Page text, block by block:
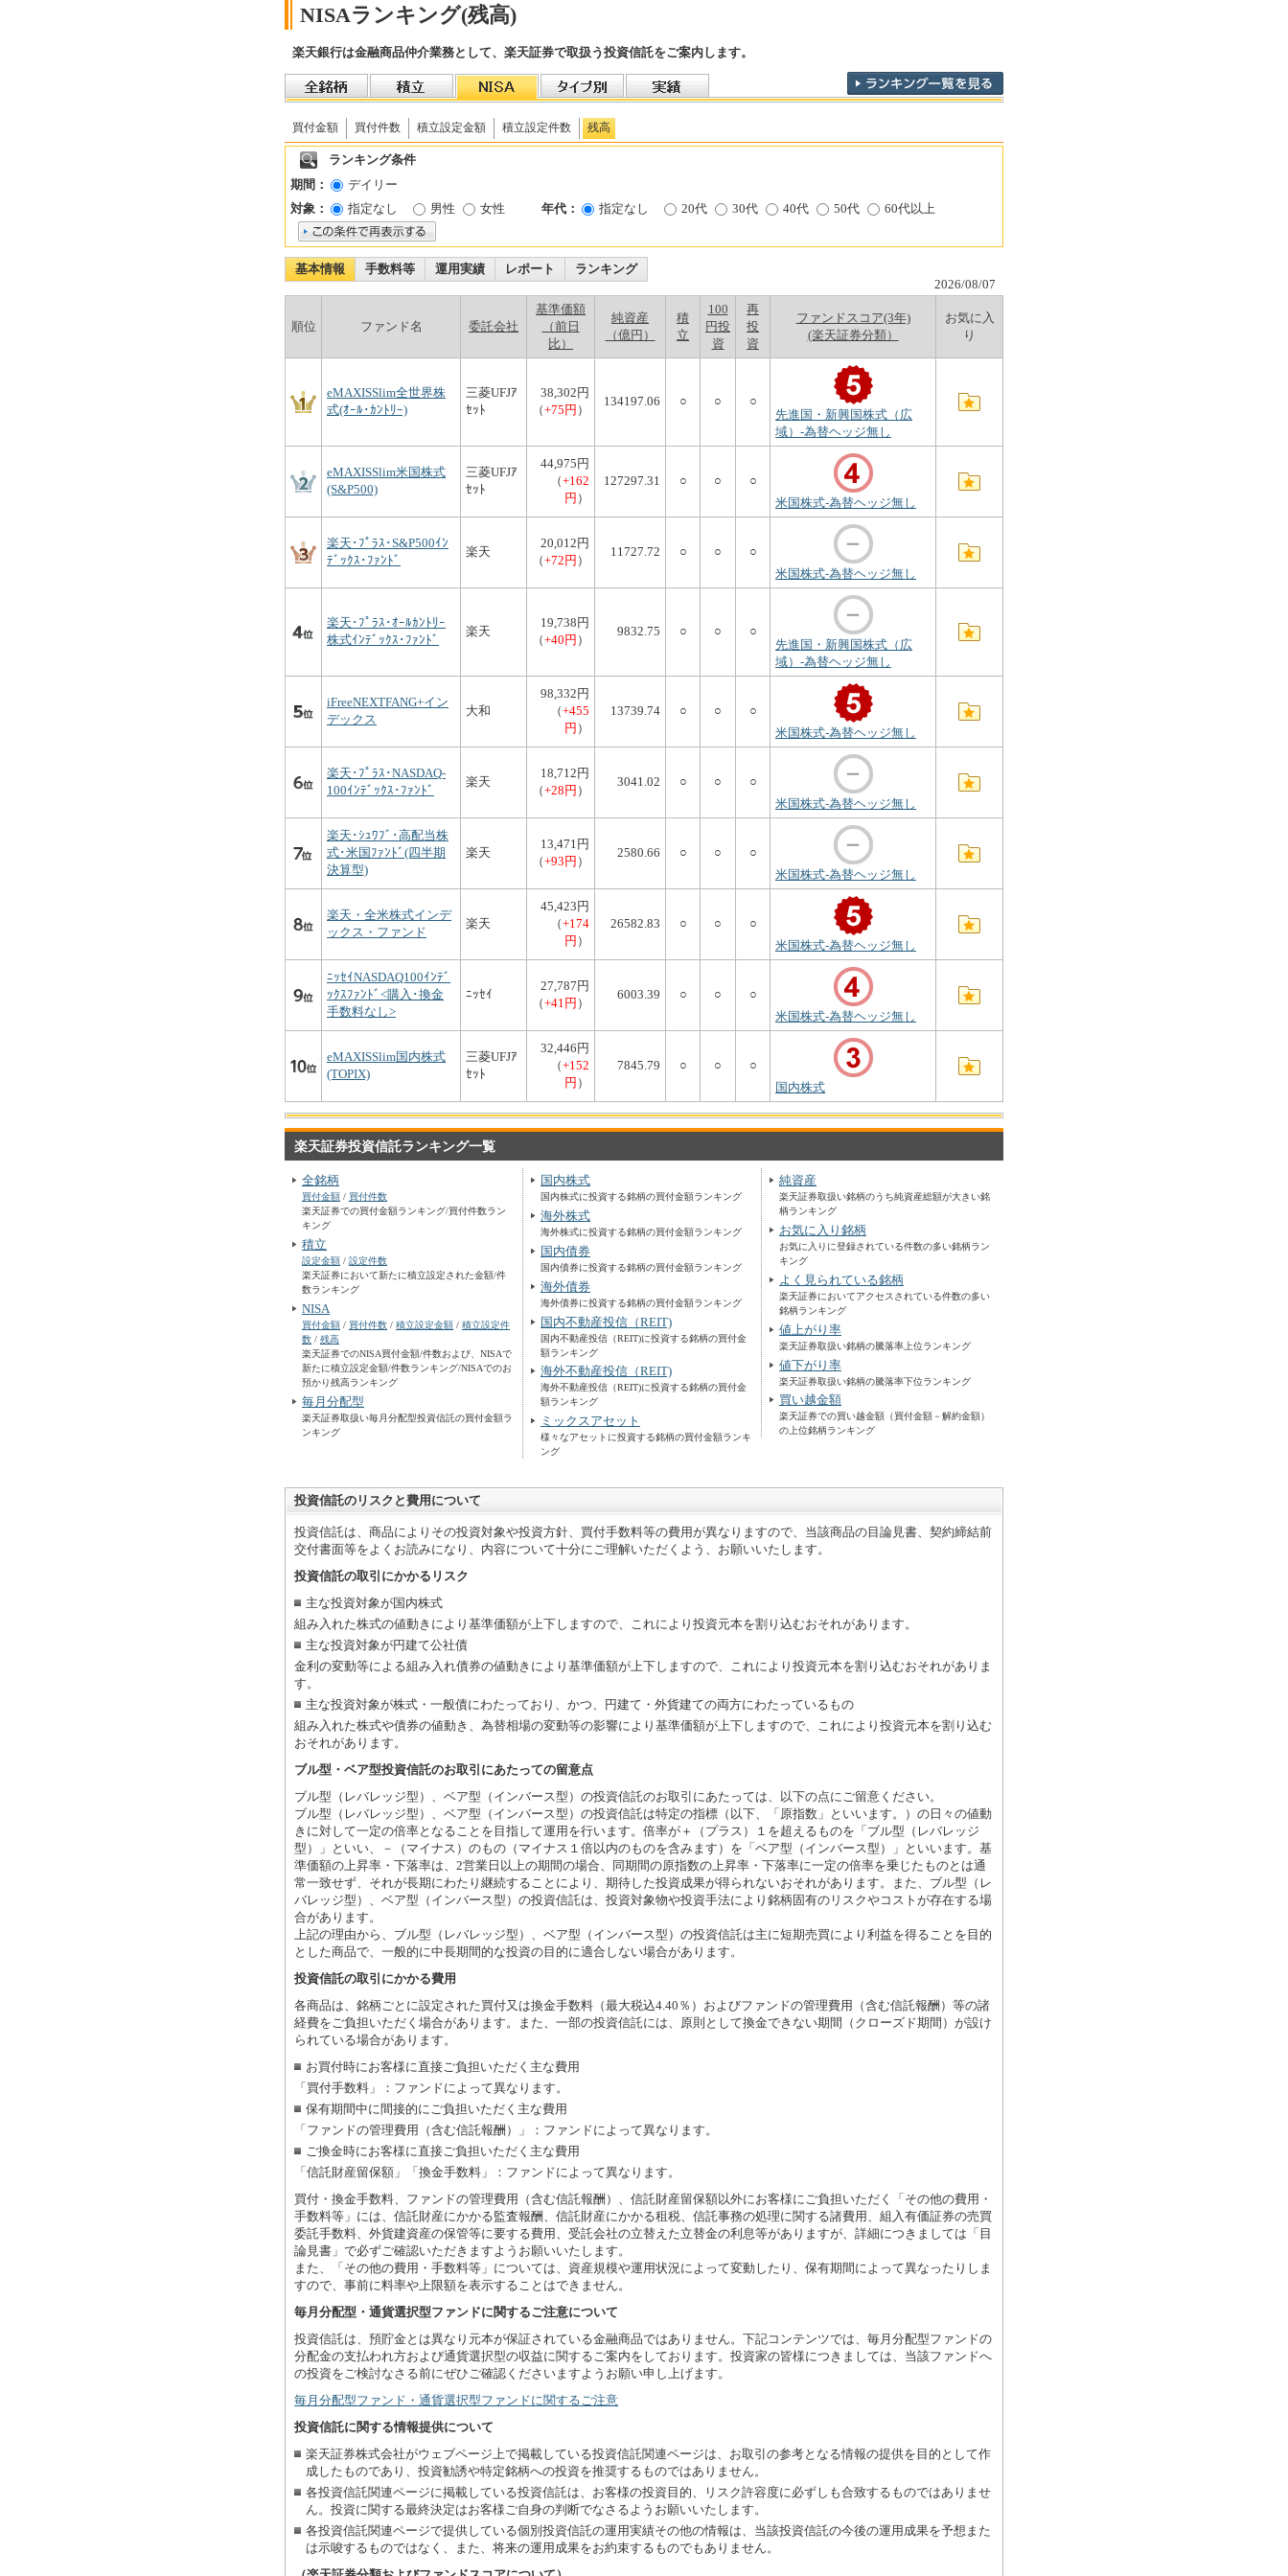
NISAランキング(残高)
楽天銀行は金融商品仲介業務として、楽天証券で取扱う投資信託をご案内します。
買付金額 買付件数 積立設定金額 積立設定件数 残高
ランキング条件
期間：
デイリー
対象：
指定なし 男性 女性 年代： 指定なし 20代 30代 40代 50代 60代以上
基本情報 手数料等 運用実績 レポート
ランキング
2026/08/07
順位 ファンド名 委託会社
基準価額
（前日
比）
純資産
（億円）
積
立
100
円投
資
再
投
資
ファンドスコア(3年)
(楽天証券分類）
お気に入
り
eMAXISSlim全世界株
式(ｵｰﾙ･ｶﾝﾄﾘｰ)
三菱UFJｱ
ｾｯﾄ
38,302円
（+75円 ）
134197.06 ○ ○
○
先進国・新興国株式（広
域）-為替ヘッジ無し
eMAXISSlim米国株式
(S&P500)
三菱UFJｱ
ｾｯﾄ
44,975円
（+162
円 ）
127297.31 ○ ○
○
米国株式-為替ヘッジ無し
楽天･ﾌﾟﾗｽ･S&P500ｲﾝ
ﾃﾞｯｸｽ･ﾌｧﾝﾄﾞ
楽天
20,012円
（+72円 ）
11727.72 ○ ○
○
米国株式-為替ヘッジ無し
楽天･ﾌﾟﾗｽ･ｵｰﾙｶﾝﾄﾘｰ
株式ｲﾝﾃﾞｯｸｽ･ﾌｧﾝﾄﾞ
楽天
19,738円
（+40円 ）
9832.75 ○ ○
○
先進国・新興国株式（広
域）-為替ヘッジ無し
iFreeNEXTFANG+イン
デックス
大和
98,332円
（+455
円 ）
13739.74 ○ ○
○
米国株式-為替ヘッジ無し
楽天･ﾌﾟﾗｽ･NASDAQ-
100ｲﾝﾃﾞｯｸｽ･ﾌｧﾝﾄﾞ
楽天
18,712円
（+28円 ）
3041.02 ○ ○
○
米国株式-為替ヘッジ無し
楽天･ｼｭﾜﾌﾞ･高配当株
式･米国ﾌｧﾝﾄﾞ(四半期
決算型)
楽天
13,471円
（+93円 ）
2580.66 ○ ○
○
米国株式-為替ヘッジ無し
楽天・全米株式インデ
ックス・ファンド
楽天
45,423円
（+174
円 ）
26582.83 ○ ○
○
米国株式-為替ヘッジ無し
ﾆｯｾｲNASDAQ100ｲﾝﾃﾞ
ｯｸｽﾌｧﾝﾄﾞ<購入･換金
手数料なし>
ﾆｯｾｲ
27,787円
（+41円 ）
6003.39 ○ ○
○
米国株式-為替ヘッジ無し
eMAXISSlim国内株式
(TOPIX)
三菱UFJｱ
ｾｯﾄ
32,446円
（+152
円 ）
7845.79 ○ ○
○
国内株式
楽天証券投資信託ランキング一覧
全銘柄
買付金額 / 買付件数
楽天証券での買付金額ランキング/買付件数ラン
キング
積立
設定金額 / 設定件数
楽天証券において新たに積立設定された金額/件
数ランキング
NISA
買付金額 / 買付件数 / 積立設定金額 / 積立設定件
数 / 残高
楽天証券でのNISA買付金額/件数および、NISAで
新たに積立設定金額/件数ランキング/NISAでのお
預かり残高ランキング
毎月分配型
楽天証券取扱い毎月分配型投資信託の買付金額ラ
ンキング
国内株式
国内株式に投資する銘柄の買付金額ランキング
海外株式
海外株式に投資する銘柄の買付金額ランキング
国内債券
国内債券に投資する銘柄の買付金額ランキング
海外債券
海外債券に投資する銘柄の買付金額ランキング
国内不動産投信（REIT)
国内不動産投信（REIT)に投資する銘柄の買付金
額ランキング
海外不動産投信（REIT)
海外不動産投信（REIT)に投資する銘柄の買付金
額ランキング
ミックスアセット
様々なアセットに投資する銘柄の買付金額ランキ
ング
純資産
楽天証券取扱い銘柄のうち純資産総額が大きい銘
柄ランキング
お気に入り銘柄
お気に入りに登録されている件数の多い銘柄ラン
キング
よく見られている銘柄
楽天証券においてアクセスされている件数の多い
銘柄ランキング
値上がり率
楽天証券取扱い銘柄の騰落率上位ランキング
値下がり率
楽天証券取扱い銘柄の騰落率下位ランキング
買い越金額
楽天証券での買い越金額（買付金額－解約金額）
の上位銘柄ランキング
投資信託のリスクと費用について
投資信託は、商品によりその投資対象や投資方針、買付手数料等の費用が異なりますので、当該商品の目論見書、契約締結前
交付書面等をよくお読みになり、内容について十分にご理解いただくよう、お願いいたします。
投資信託の取引にかかるリスク
主な投資対象が国内株式
組み入れた株式の値動きにより基準価額が上下しますので、これにより投資元本を割り込むおそれがあります。
主な投資対象が円建て公社債
金利の変動等による組み入れ債券の値動きにより基準価額が上下しますので、これにより投資元本を割り込むおそれがありま
す。
主な投資対象が株式・一般債にわたっており、かつ、円建て・外貨建ての両方にわたっているもの
組み入れた株式や債券の値動き、為替相場の変動等の影響により基準価額が上下しますので、これにより投資元本を割り込む
おそれがあります。
ブル型・ベア型投資信託のお取引にあたっての留意点
ブル型（レバレッジ型）、ベア型（インバース型）の投資信託のお取引にあたっては、以下の点にご留意ください。
ブル型（レバレッジ型）、ベア型（インバース型）の投資信託は特定の指標（以下、「原指数」といいます。）の日々の値動
きに対して一定の倍率となることを目指して運用を行います。倍率が＋（プラス）１を超えるものを「ブル型（レバレッジ
型）」といい、－（マイナス）のもの（マイナス１倍以内のものを含みます）を「ベア型（インバース型）」といいます。基
準価額の上昇率・下落率は、2営業日以上の期間の場合、同期間の原指数の上昇率・下落率に一定の倍率を乗じたものとは通
常一致せず、それが長期にわたり継続することにより、期待した投資成果が得られないおそれがあります。また、ブル型（レ
バレッジ型）、ベア型（インバース型）の投資信託は、投資対象物や投資手法により銘柄固有のリスクやコストが存在する場
合があります。
上記の理由から、ブル型（レバレッジ型）、ベア型（インバース型）の投資信託は主に短期売買により利益を得ることを目的
とした商品で、一般的に中長期間的な投資の目的に適合しない場合があります。
投資信託の取引にかかる費用
各商品は、銘柄ごとに設定された買付又は換金手数料（最大税込4.40％）およびファンドの管理費用（含む信託報酬）等の諸
経費をご負担いただく場合があります。また、一部の投資信託には、原則として換金できない期間（クローズド期間）が設け
られている場合があります。
お買付時にお客様に直接ご負担いただく主な費用
「買付手数料」：ファンドによって異なります。
保有期間中に間接的にご負担いただく主な費用
「ファンドの管理費用（含む信託報酬）」：ファンドによって異なります。
ご換金時にお客様に直接ご負担いただく主な費用
「信託財産留保額」「換金手数料」：ファンドによって異なります。
買付・換金手数料、ファンドの管理費用（含む信託報酬）、信託財産留保額以外にお客様にご負担いただく「その他の費用・
手数料等」には、信託財産にかかる監査報酬、信託財産にかかる租税、信託事務の処理に関する諸費用、組入有価証券の売買
委託手数料、外貨建資産の保管等に要する費用、受託会社の立替えた立替金の利息等がありますが、詳細につきましては「目
論見書」で必ずご確認いただきますようお願いいたします。
また、「その他の費用・手数料等」については、資産規模や運用状況によって変動したり、保有期間によって異なったりしま
すので、事前に料率や上限額を表示することはできません。
毎月分配型・通貨選択型ファンドに関するご注意について
投資信託は、預貯金とは異なり元本が保証されている金融商品ではありません。下記コンテンツでは、毎月分配型ファンドの
分配金の支払われ方および通貨選択型の収益に関するご案内をしております。投資家の皆様につきましては、当該ファンドへ
の投資をご検討なさる前にぜひご確認くださいますようお願い申し上げます。
毎月分配型ファンド・通貨選択型ファンドに関するご注意
投資信託に関する情報提供について
楽天証券株式会社がウェブページ上で掲載している投資信託関連ページは、お取引の参考となる情報の提供を目的として作
成したものであり、投資勧誘や特定銘柄への投資を推奨するものではありません。
各投資信託関連ページに掲載している投資信託は、お客様の投資目的、リスク許容度に必ずしも合致するものではありませ
ん。投資に関する最終決定はお客様ご自身の判断でなさるようお願いいたします。
各投資信託関連ページで提供している個別投資信託の運用実績その他の情報は、当該投資信託の今後の運用成果を予想また
は示唆するものではなく、また、将来の運用成果をお約束するものでもありません。